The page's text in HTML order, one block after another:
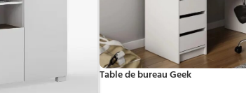
Table de bureau Geek